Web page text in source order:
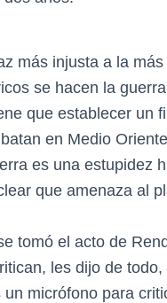
más injusta a la
se hacen la
que establecer
en Medio
es una estupidez
que amenaza al
tomó el acto de
les dijo de
micrófono para